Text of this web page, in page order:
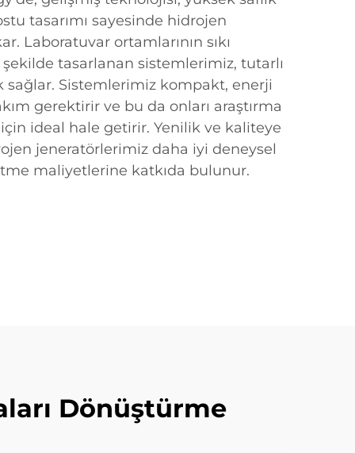
tasarımı sayesinde hidrojen
Laboratuvar ortamlarının sıkı
tasarlanan sistemlerimiz, tutarlı
sağlar. Sistemlerimiz kompakt, enerji
gerektirir ve bu da onları araştırma
ideal hale getirir. Yenilik ve kaliteye
jeneratörlerimiz daha iyi deneysel
maliyetlerine katkıda bulunur.
Dönüştürme